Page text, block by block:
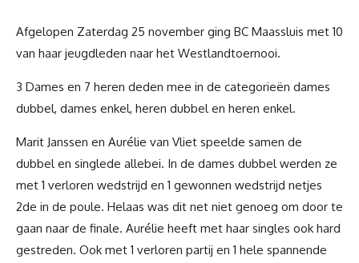
Afgelopen Zaterdag 25 november ging BC Maassluis met 10
van haar jeugdleden naar het Westlandtoernooi.
3 Dames en 7 heren deden mee in de categorieën dames
dubbel, dames enkel, heren dubbel en heren enkel.
Marit Janssen en Aurélie van Vliet speelde samen de
dubbel en singlede allebei. In de dames dubbel werden ze
met 1 verloren wedstrijd en 1 gewonnen wedstrijd netjes
2de in de poule. Helaas was dit net niet genoeg om door te
gaan naar de finale. Aurélie heeft met haar singles ook hard
gestreden. Ook met 1 verloren partij en 1 hele spannende